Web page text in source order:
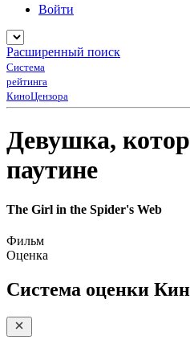
Войти
Расширенный поиск
Система
рейтинга
КиноЦензора
Девушка,
паутине
The Girl in the Spider's Web
Фильм
Оценка
Система оценки